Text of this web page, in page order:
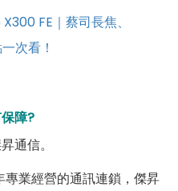
FE｜蔡司長焦、
次看！
障?
通信。
業經營的通訊連鎖，傑昇